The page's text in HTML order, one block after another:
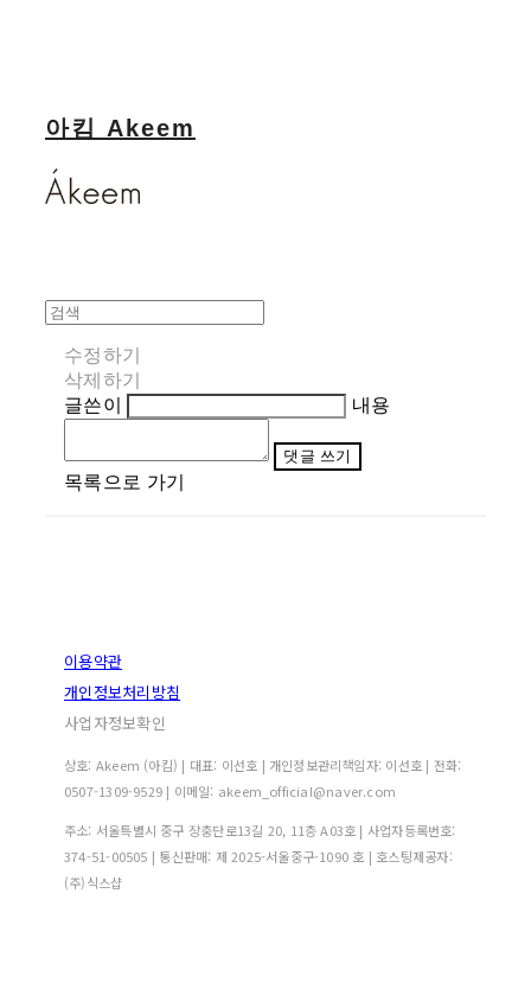
아킴 Akeem
수정하기
삭제하기
글쓴이
내용
댓글 쓰기
목록으로 가기
이용약관
개인정보처리방침
사업자정보확인
상호: Akeem (아킴) | 대표: 이선호 | 개인정보관리책임자: 이선호 | 전화:
0507-1309-9529 | 이메일: akeem_official@naver.com
주소: 서울특별시 중구 장충단로13길 20, 11층 A03호 | 사업자등록번호:
374-51-00505 | 통신판매: 제 2025-서울중구-1090 호 | 호스팅제공자:
(주)식스샵